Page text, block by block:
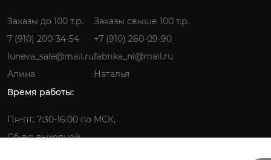
Заказы до 100 т.р.
7 (910) 200-34-54
luneva_sale@mail.ru
Алина
Заказы свыше 100 т.р.
+7 (910) 260-09-90
fabrika_nl@mail.ru
Наталья
Время работы:
Пн-пт: 7:30-16:00 по МСК,
Сб-вс: выходной